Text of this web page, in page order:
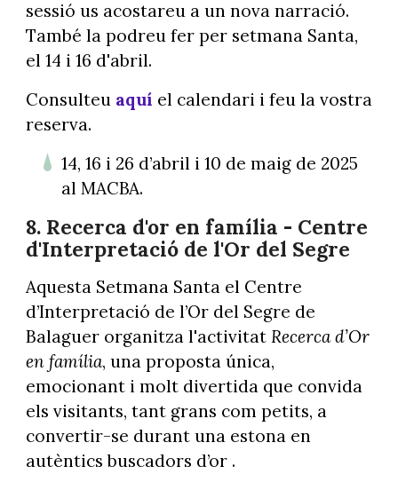
sessió us acostareu a un nova narració.
També la podreu fer per setmana Santa,
el 14 i 16 d'abril.
Consulteu aquí el calendari i feu la vostra
reserva.
14, 16 i 26 d’abril i 10 de maig de 2025
al MACBA.
8. Recerca d'or en família - Centre
d'Interpretació de l'Or del Segre
Aquesta Setmana Santa el Centre
d’Interpretació de l’Or del Segre de
Balaguer organitza l'activitat Recerca d’Or
en família, una proposta única,
emocionant i molt divertida que convida
els visitants, tant grans com petits, a
convertir-se durant una estona en
autèntics buscadors d’or .